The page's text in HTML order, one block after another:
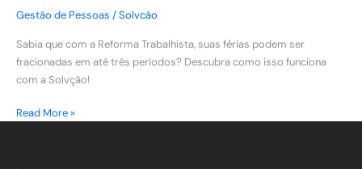
Gestão de Pessoas /Solvcão
Sabia que com a Reforma Trabalhista, suas férias podem ser
fracionadas em até três períodos? Descubra como isso funciona
com a Solvção!
Read More »